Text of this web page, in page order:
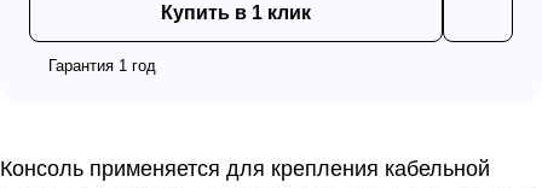
Купить в 1 клик
Гарантия 1 год
Консоль применяется для крепления кабельной